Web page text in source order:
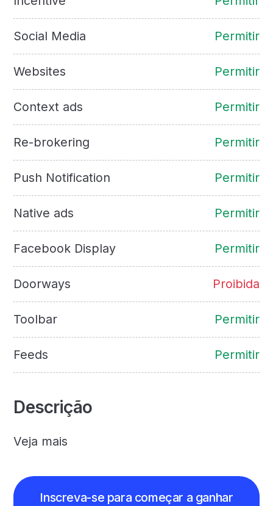
Social Media Permitir
Websites Permitir
Context ads Permitir
Re-brokering Permitir
Push Notification Permitir
Native ads Permitir
Facebook Display Permitir
Doorways Proibida
Toolbar Permitir
Feeds Permitir
Descrição
Veja mais
Inscreva-se para começar a ganhar